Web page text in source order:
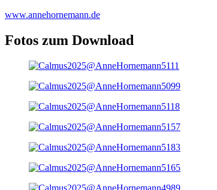
www.annehornemann.de
Fotos zum Download